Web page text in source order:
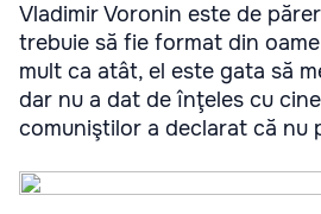
Vladimir Voronin este de
trebuie să fie format din
mult ca atât, el este gata să
dar nu a dat de înţeles cu
comuniştilor a declarat că nu